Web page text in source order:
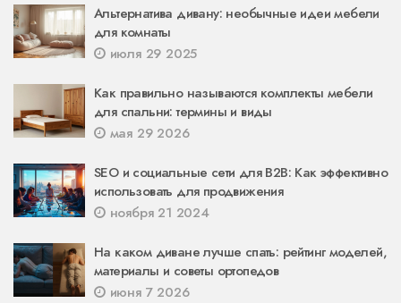
Альтернатива дивану: необычные идеи мебели
для комнаты
июля 29 2025
Как правильно называются комплекты мебели
для спальни: термины и виды
мая 29 2026
SEO и социальные сети для B2B: Как эффективно
использовать для продвижения
ноября 21 2024
На каком диване лучше спать: рейтинг моделей,
материалы и советы ортопедов
июня 7 2026